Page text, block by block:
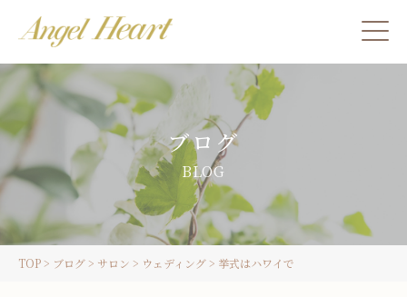
施術をご希望の方
カウンセリングをご希望の方へ
スクール受講生の方へ
ブログ
BLOG
TOP> ブログ> サロン > ウェディング> 挙式はハワイで